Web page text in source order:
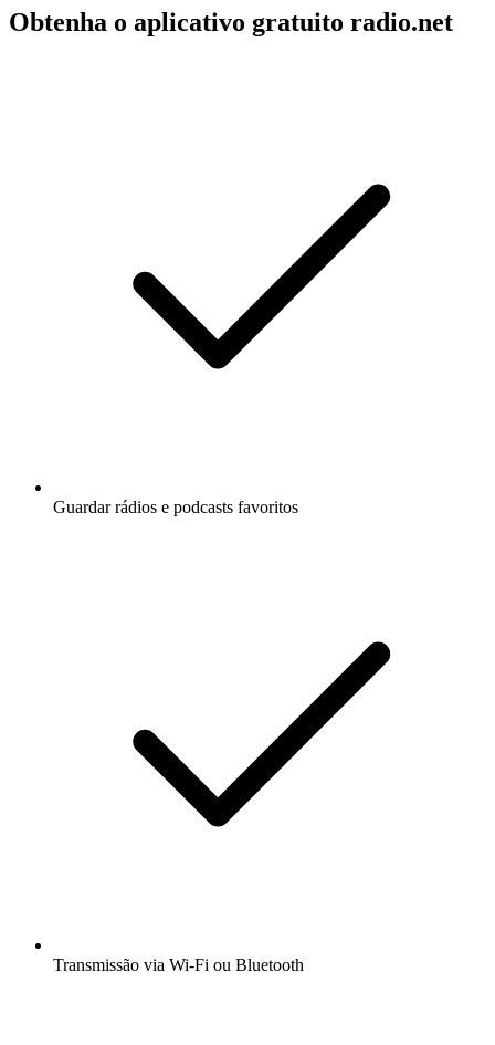
Obtenha o aplicativo gratuito radio.net
Guardar rádios e podcasts favoritos
Transmissão via Wi-Fi ou Bluetooth